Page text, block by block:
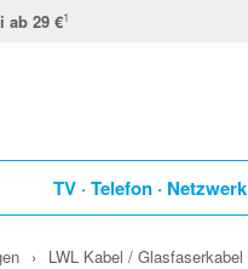
ab 29 €1
TV · Telefon · Netzwerk
› LWL Kabel / Glasfaserkabel